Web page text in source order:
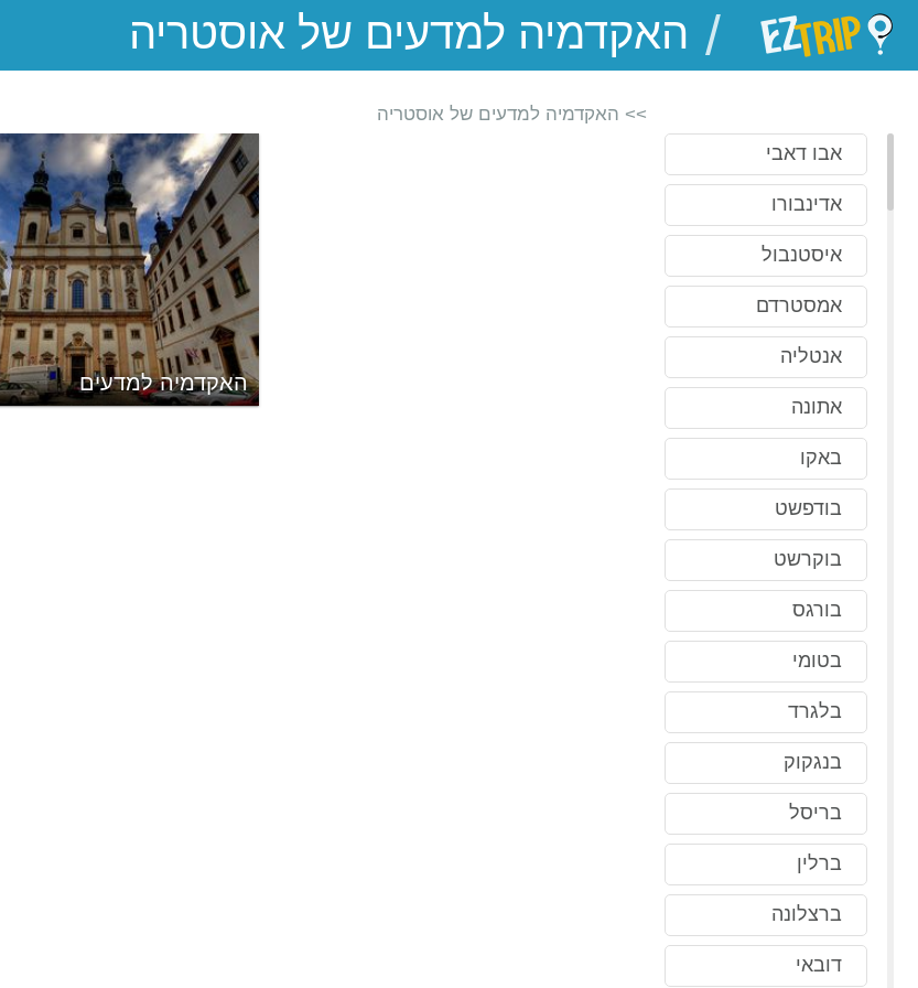
EZTrip
/
אבו דאבי
אדינבורו
איסטנבול
אמסטרדם
אנטליה
אתונה
באקו
בודפשט
בוקרשט
בורגס
בטומי
בלגרד
בנגקוק
בריסל
ברלין
ברצלונה
דובאי
>> האקדמיה למדעים של אוסטריה
האקדמיה למדעים